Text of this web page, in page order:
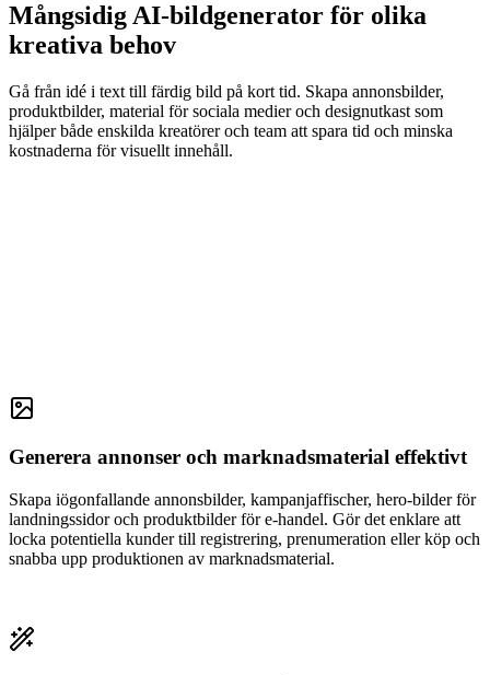
Mångsidig AI-bildgenerator för olika
kreativa behov
Gå från idé i text till färdig bild på kort tid. Skapa annonsbilder,
produktbilder, material för sociala medier och designutkast som
hjälper både enskilda kreatörer och team att spara tid och minska
kostnaderna för visuellt innehåll.
Generera annonser och marknadsmaterial effektivt
Skapa iögonfallande annonsbilder, kampanjaffischer, hero-bilder för
landningssidor och produktbilder för e-handel. Gör det enklare att
locka potentiella kunder till registrering, prenumeration eller köp och
snabba upp produktionen av marknadsmaterial.